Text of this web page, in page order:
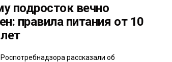
подросток вечно
правила питания от 10
рассказали об